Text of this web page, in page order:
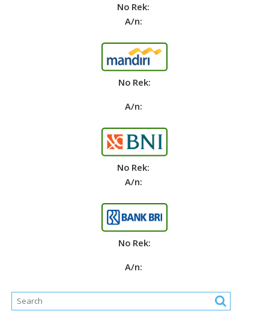
No Rek:
A/n:
No Rek:
A/n:
No Rek:
A/n:
No Rek:
A/n: